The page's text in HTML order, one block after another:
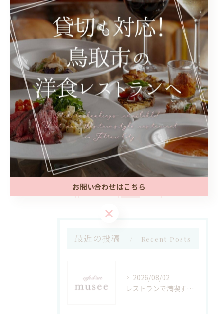
鳥取市日野郡日野町の地元グルメ体験
2025/11/16
レストランで体験する情熱的な味と心に
残るひとときを楽しむ方法
2025/11/09
レストランのキッチンスタッフを鳥取県鳥
取市西伯郡南部町で探す方法と地元グル
メの魅力
2025/11/02
2 3 4
最近の投稿 Recent Posts
2026/08/02
レストランで満喫するデザートビュッフェ最新トレンドと選び方のポイント
お問い合わせはこちら
お問い合わせはこちら